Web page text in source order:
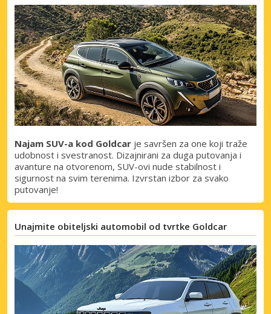
Posebni popusti
Pristupite ekskluzivnim ponudama naših
dobavljača
Najam SUV-a kod Goldcar je savršen za one koji traže
udobnost i svestranost. Dizajnirani za duga putovanja i
avanture na otvorenom, SUV-ovi nude stabilnost i
sigurnost na svim terenima. Izvrstan izbor za svako
putovanje!
Unajmite obiteljski automobil od tvrtke Goldcar